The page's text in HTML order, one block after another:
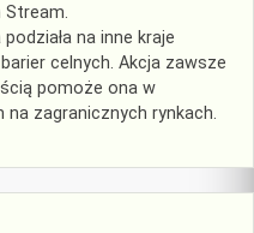
Stream.
na inne kraje
celnych. Akcja zawsze
pomoże ona w
zagranicznych rynkach.